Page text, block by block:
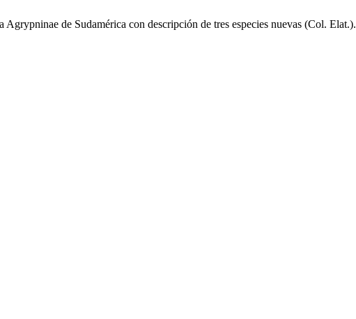
de Sudamérica con descripción de tres especies nuevas (Col. Elat.).